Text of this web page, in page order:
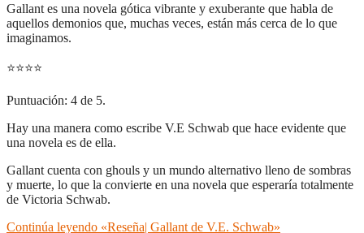
Gallant es una novela gótica vibrante y exuberante que habla de
aquellos demonios que, muchas veces, están más cerca de lo que
imaginamos.
⭐⭐⭐⭐
Puntuación: 4 de 5.
Hay una manera como escribe V.E Schwab que hace evidente que
una novela es de ella.
Gallant cuenta con ghouls y un mundo alternativo lleno de sombras
y muerte, lo que la convierte en una novela que esperaría totalmente
de Victoria Schwab.
Continúa leyendo «Reseña| Gallant de V.E. Schwab»